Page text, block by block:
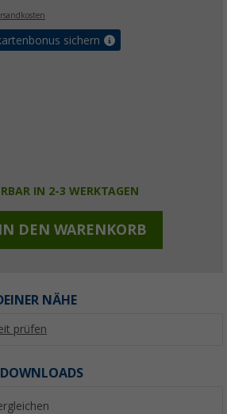
sichern
IN 2-3 WERKTAGEN
IN DEN WARENKORB
NÄHE
prüfen